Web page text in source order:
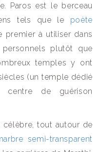
Paros est le berceau
tels que le poète
premier à utiliser dans
plutôt que
temples y ont
(un temple dédié
de guérison
célèbre, tout autour de
semi-transparent